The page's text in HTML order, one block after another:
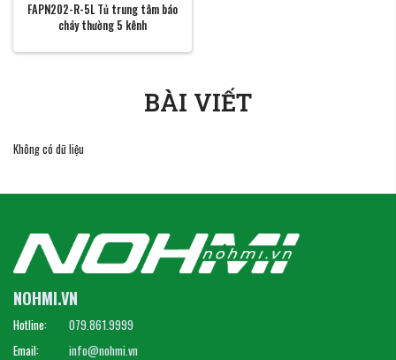
FAPN202-R-5L Tủ trung tâm báo
cháy thường 5 kênh
BÀI VIẾT
Không có dữ liệu
NOHMI.VN
Hotline:
079.861.9999
Email:
info@nohmi.vn